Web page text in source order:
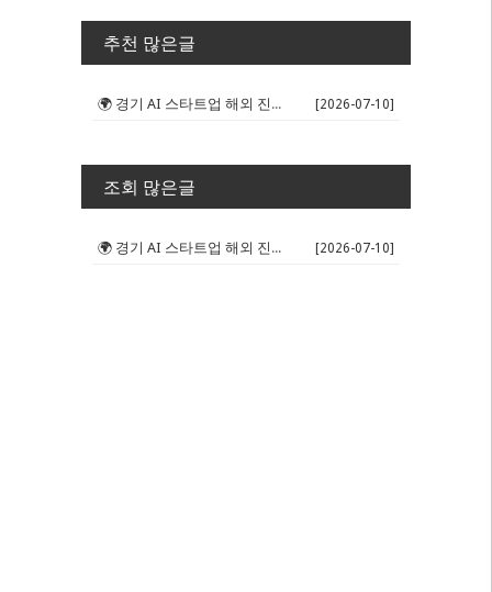
추천 많은글
🌍 경기 AI 스타트업 해외 진출 판... [2026-07-10]
조회 많은글
🌍 경기 AI 스타트업 해외 진출 판... [2026-07-10]